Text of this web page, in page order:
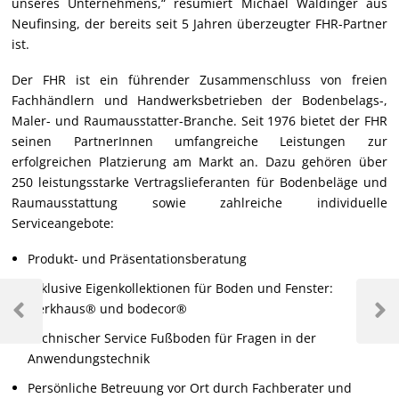
Neufinsing, der bereits seit 5 Jahren überzeugter FHR-Partner
ist.
Der FHR ist ein führender Zusammenschluss von freien
Fachhändlern und Handwerksbetrieben der Bodenbelags-,
Maler- und Raumausstatter-Branche. Seit 1976 bietet der FHR
seinen PartnerInnen umfangreiche Leistungen zur
erfolgreichen Platzierung am Markt an. Dazu gehören über
250 leistungsstarke Vertragslieferanten für Bodenbeläge und
Raumausstattung sowie zahlreiche individuelle
Serviceangebote:
Produkt- und Präsentationsberatung
Exklusive Eigenkollektionen für Boden und Fenster:
werkhaus® und bodecor®
Technischer Service Fußboden für Fragen in der
Anwendungstechnik
Persönliche Betreuung vor Ort durch Fachberater und